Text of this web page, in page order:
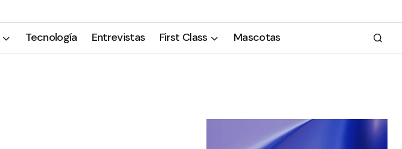
Tecnología Entrevistas First Class Mascotas